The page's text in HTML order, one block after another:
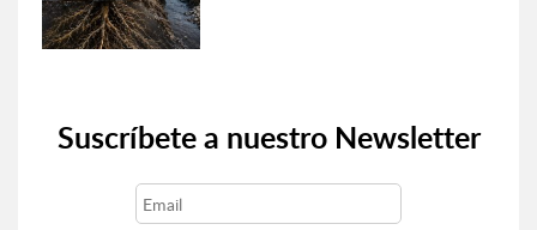
Suscríbete a nuestro Newsletter